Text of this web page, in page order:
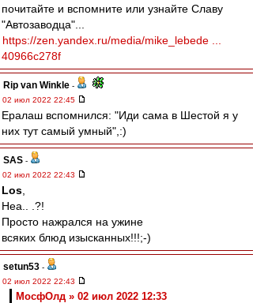
почитайте и вспомните или узнайте Славу
"Автозаводца"...
https://zen.yandex.ru/media/mike_lebede ...
40966c278f
Rip van Winkle -
02 июл 2022 22:45
Ералаш вспомнился: "Иди сама в Шестой я у
них тут самый умный",:)
SAS -
02 июл 2022 22:43
Los
Неа.. .?!
Просто нажрался на ужине
всяких блюд изысканных!!!;-)
setun53 -
02 июл 2022 22:43
МосфОлд » 02 июл 2022 12:33